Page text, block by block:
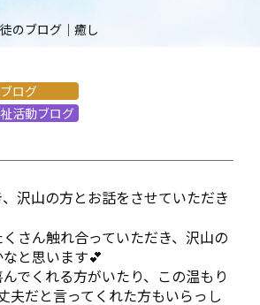
のブログ ｜ 癒し
ログ
活動ブログ
沢山の方とお話をさせていただき
さん触れ合っていただき、沢山の
と思います💕
でくれる方がいたり、この温もり
夫だと言ってくれた方もいらっし